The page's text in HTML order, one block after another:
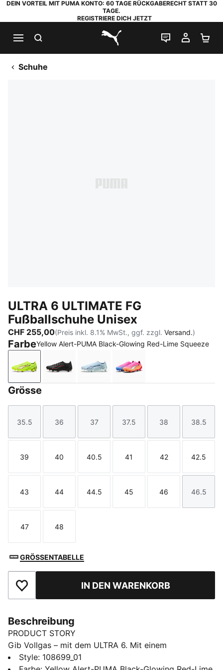
DEIN VORTEIL MIT PUMA KONTO: 60 TAGE RÜCKGABERECHT STATT 30
TAGE.
REGISTRIERE DICH JETZT
PUMA.com
LIVE-CHAT
MEIN
Schuhe
ULTRA 6 ULTIMATE FG
Fußballschuhe Unisex
CHF 255,00(Preis inkl. 8.1% MwSt., ggf. zzgl. Versand.)
FarbeYellow Alert-PUMA Black-Glowing Red-Lime Squeeze
Yellow Alert-PUMA Black-Glowing Red-Lime
PUMA Black-PUMA Red
Icy Blue-PUMA White-Blue Jewel
Poison Pink-PUMA
Grösse
Größe
35.5
Größe
36
Größe
37
Größe
37.5
Größe
38
Größe
38.5
Größe
39
Größe
40
Größe
40.5
Größe
41
Größe
42
Größe
42.5
Größe
43
Größe
44
Größe
44.5
Größe
45
Größe
46
Größe
46.5
Größe
47
Größe
48
GRÖSSENTABELLE
Zu Favoriten hinzufügenIN DEN WARENKORB
Beschreibung
PRODUCT STORY
Gib Vollgas – mit dem ULTRA 6. Mit einem
überarbeiteten Obermaterial aus Funktions-Mesh
Style: 108699_01